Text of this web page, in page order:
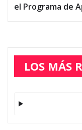
el Programa de
LOS MÁS